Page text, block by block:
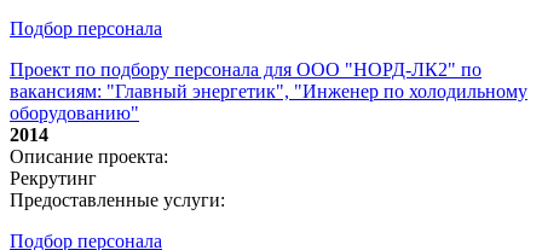
Подбор персонала
Проект по подбору персонала для ООО "НОРД-ЛК2" по
вакансиям: "Главный энергетик", "Инженер по холодильному
оборудованию"
2014
Описание проекта:
Рекрутинг
Предоставленные услуги:
Подбор персонала